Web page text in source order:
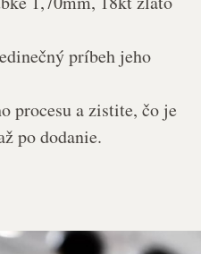
príbeh jeho
procesu a zistite, čo je
po dodanie.